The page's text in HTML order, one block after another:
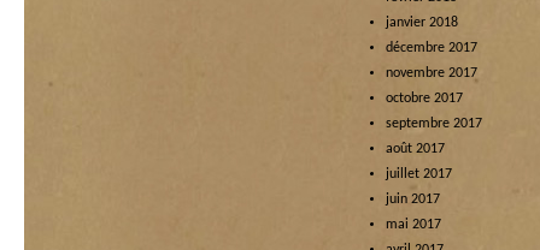
janvier 2018
décembre 2017
novembre 2017
octobre 2017
septembre 2017
août 2017
juillet 2017
juin 2017
mai 2017